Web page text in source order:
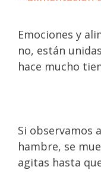
Emociones y
no, están
hace mucho
Si observamos
hambre, se
agitas hasta